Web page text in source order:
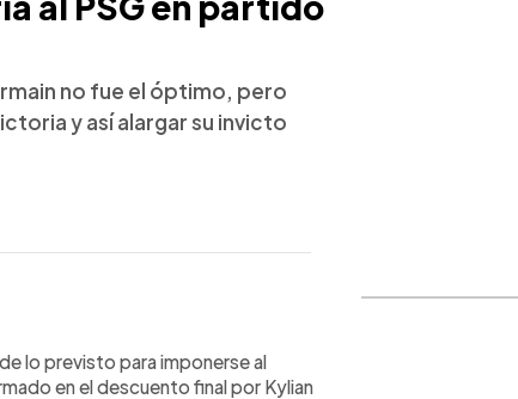
no fue el óptimo, pero
y así alargar su invicto
lo previsto para imponerse al
en el descuento final por Kylian